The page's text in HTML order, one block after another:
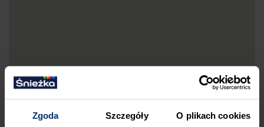
Zgoda Szczegóły O plikach cookies